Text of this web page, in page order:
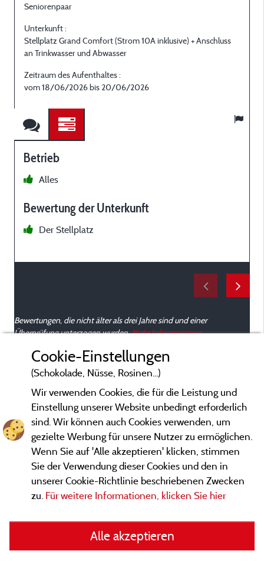
Seniorenpaar
Unterkunft :
Stellplatz Grand Comfort (Strom 10A inklusive) + Anschluss
an Trinkwasser und Abwasser
Zeitraum des Aufenthaltes :
vom 18/06/2026 bis 20/06/2026
Betrieb
Alles
Bewertung der Unterkunft
Der Stellplatz
Bewertungen, die nicht älter als drei Jahre sind und einer
Überprüfung unterzogen wurden.Mehr Informationen
Gesetzliche Bedingungen
Herausgeberinformationen und Adressen
Cookie-Einstellungen
(Schokolade, Nüsse, Rosinen...)
Wir verwenden Cookies, die für die Leistung und
Einstellung unserer Website unbedingt erforderlich
sind. Wir können auch Cookies verwenden, um
gezielte Werbung für unsere Nutzer zu ermöglichen.
Wenn Sie auf 'Alle akzeptieren' klicken, stimmen
Sie der Verwendung dieser Cookies und den in
unserer Cookie-Richtlinie beschriebenen Zwecken
zu. Für weitere Informationen, klicken Sie hier
Alle akzeptieren